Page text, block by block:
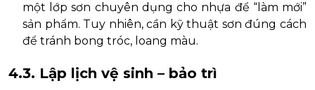
một lớp sơn chuyên dụng cho nhựa để “làm mới”
sản phẩm. Tuy nhiên, cần kỹ thuật sơn đúng cách
để tránh bong tróc, loang màu.
4.3. Lập lịch vệ sinh – bảo trì